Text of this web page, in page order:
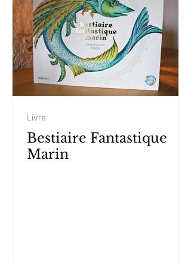
Bestiaire Fantastique
Marin
Livre